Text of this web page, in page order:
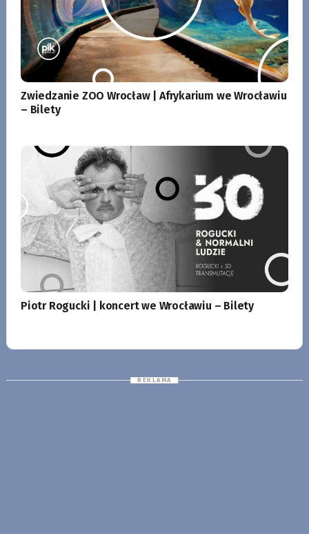
Zwiedzanie ZOO Wrocław | Afrykarium we Wrocławiu
– Bilety
Piotr Rogucki | koncert we Wrocławiu – Bilety